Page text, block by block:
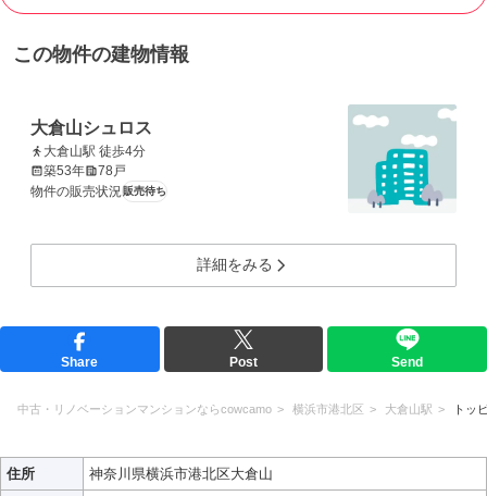
この物件の建物情報
大倉山シュロス
大倉山駅 徒歩4分
築53年
78戸
物件の販売状況販売待ち
詳細をみる
Share Post Send
中古・リノベーションマンションならcowcamo 横浜市港北区 大倉山駅 トッ
住所
神奈川県横浜市港北区大倉山